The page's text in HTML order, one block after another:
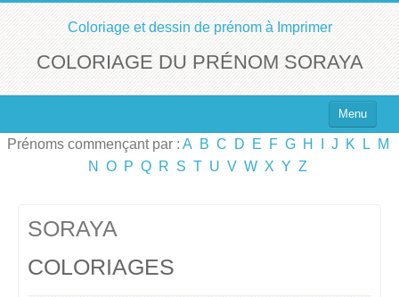
Coloriage et dessin de prénom à Imprimer
COLORIAGE DU PRÉNOM SORAYA
Menu
Top 100 des Prénoms
Prénoms commençant par : A B C D E F G H J K L
M
N
O P Q R S T U V W X Y Z
SORAYA
COLORIAGES